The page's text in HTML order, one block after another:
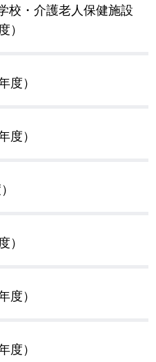
校・介護老人保健施設
）
度）
度）
）
度）
度）